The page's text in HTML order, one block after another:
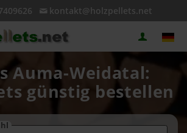
kontakt@holzpellets.net
Auma-Weidatal:
günstig bestellen